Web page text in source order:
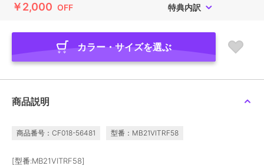
￥2,000 OFF 特典内訳
カラー・サイズを選ぶ
商品説明
商品番号：CF018-56481 型番：MB21VITRF58
[型番:MB21VITRF58]